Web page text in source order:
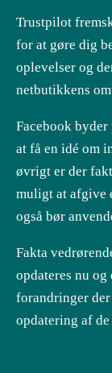
Trustpilot
for at gøre dig
oplevelser og
netbutikkens
Facebook
at få en idé om
øvrigt er der
muligt at afgive
også bør
Fakta
opdateres nu
forandringer
opdatering af